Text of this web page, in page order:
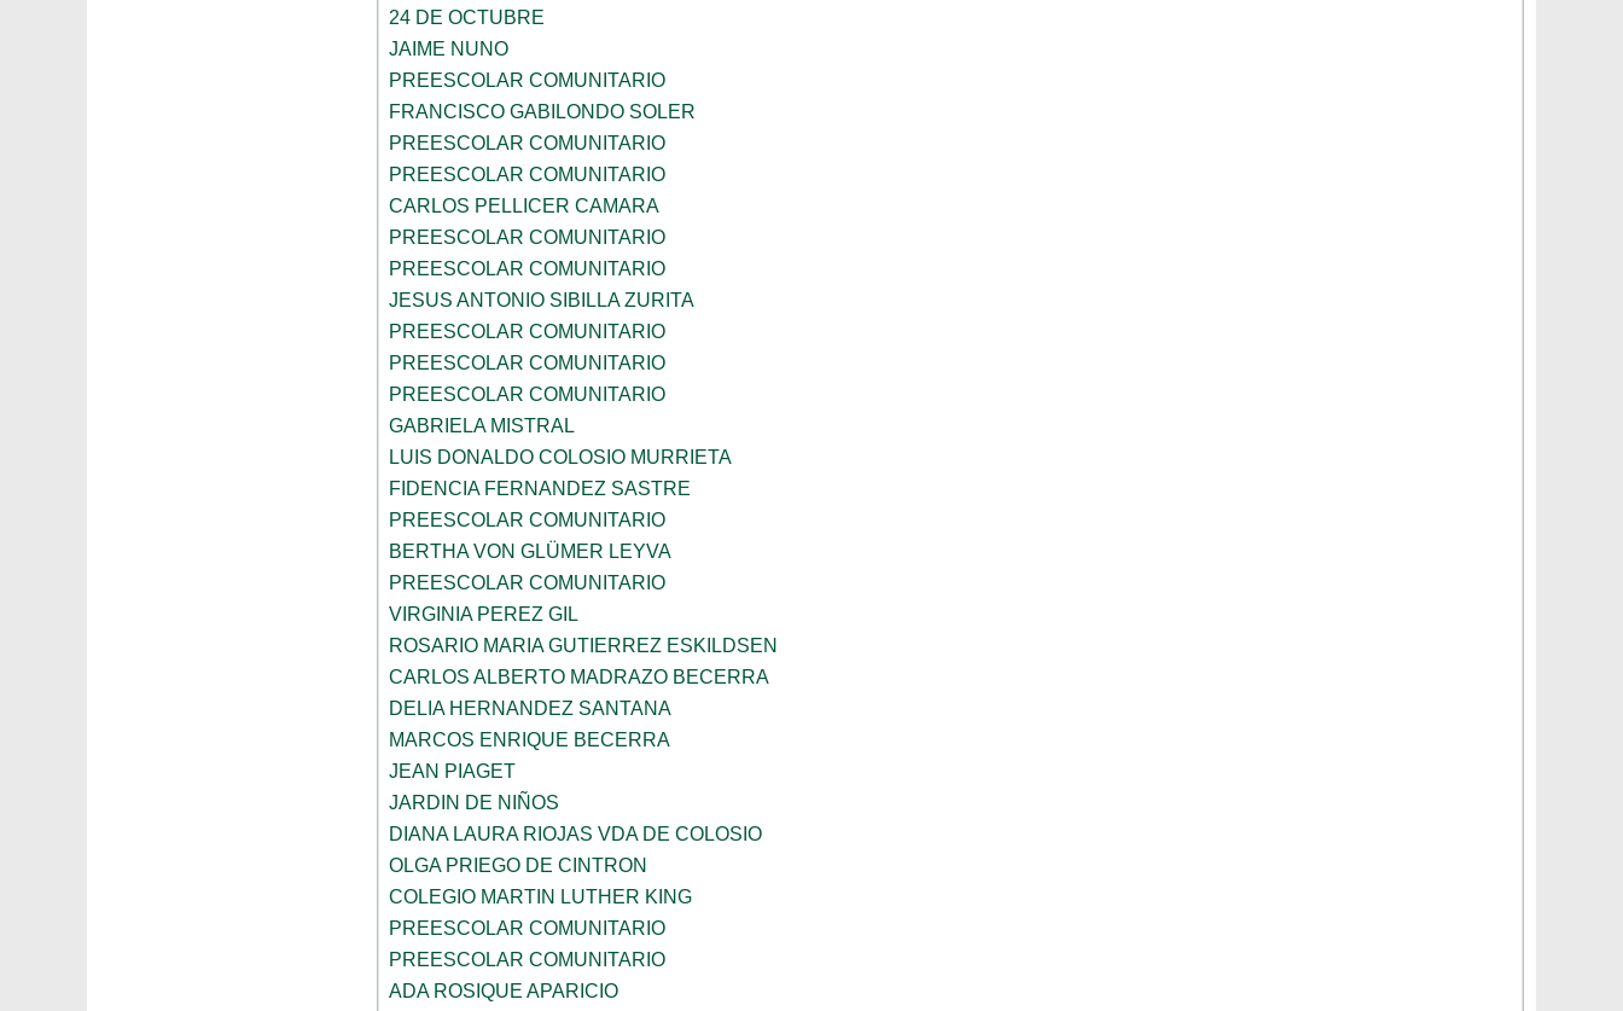
24 DE OCTUBRE
JAIME NUNO
PREESCOLAR COMUNITARIO
FRANCISCO GABILONDO SOLER
PREESCOLAR COMUNITARIO
PREESCOLAR COMUNITARIO
CARLOS PELLICER CAMARA
PREESCOLAR COMUNITARIO
PREESCOLAR COMUNITARIO
JESUS ANTONIO SIBILLA ZURITA
PREESCOLAR COMUNITARIO
PREESCOLAR COMUNITARIO
PREESCOLAR COMUNITARIO
GABRIELA MISTRAL
LUIS DONALDO COLOSIO MURRIETA
FIDENCIA FERNANDEZ SASTRE
PREESCOLAR COMUNITARIO
BERTHA VON GLÜMER LEYVA
PREESCOLAR COMUNITARIO
VIRGINIA PEREZ GIL
ROSARIO MARIA GUTIERREZ ESKILDSEN
CARLOS ALBERTO MADRAZO BECERRA
DELIA HERNANDEZ SANTANA
MARCOS ENRIQUE BECERRA
JEAN PIAGET
JARDIN DE NIÑOS
DIANA LAURA RIOJAS VDA DE COLOSIO
OLGA PRIEGO DE CINTRON
COLEGIO MARTIN LUTHER KING
PREESCOLAR COMUNITARIO
PREESCOLAR COMUNITARIO
ADA ROSIQUE APARICIO